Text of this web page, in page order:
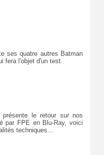
ses quatre autres Batman
fera l'objet d'un test.
présente le retour sur nos
par FPE en Blu-Ray, voici
techniques...